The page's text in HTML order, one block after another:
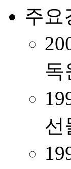
주요
독
선